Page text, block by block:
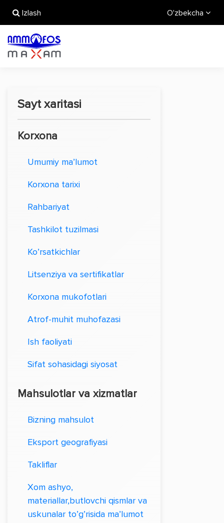
Izlash O'zbekcha
Sayt xaritasi
Korxona
Umumiy ma’lumot
Korxona tarixi
Rahbariyat
Tashkilot tuzilmasi
Ko’rsatkichlar
Litsenziya va sertifikatlar
Korxona mukofotlari
Atrof-muhit muhofazasi
Ish faoliyati
Sifat sohasidagi siyosat
Mahsulotlar va xizmatlar
Bizning mahsulot
Eksport geografiyasi
Takliflar
Xom ashyo,
materiallar,butlovchi qismlar va
uskunalar to’g’risida ma’lumot